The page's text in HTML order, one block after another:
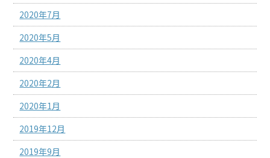
2020年7月
2020年5月
2020年4月
2020年2月
2020年1月
2019年12月
2019年9月